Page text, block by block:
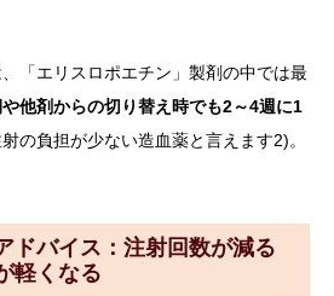
「エリスロポエチン」製剤の中では最
他剤からの切り替え時でも2～4週に1
の負担が少ない造血薬と言えます2)。
ドバイス：注射回数が減る
軽くなる